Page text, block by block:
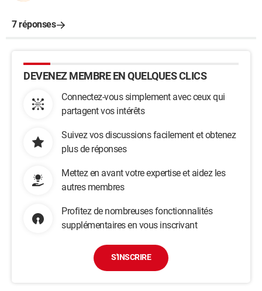
7 réponses
DEVENEZ MEMBRE EN QUELQUES CLICS
Connectez-vous simplement avec ceux qui
partagent vos intérêts
Suivez vos discussions facilement et obtenez
plus de réponses
Mettez en avant votre expertise et aidez les
autres membres
Profitez de nombreuses fonctionnalités
supplémentaires en vous inscrivant
S'INSCRIRE